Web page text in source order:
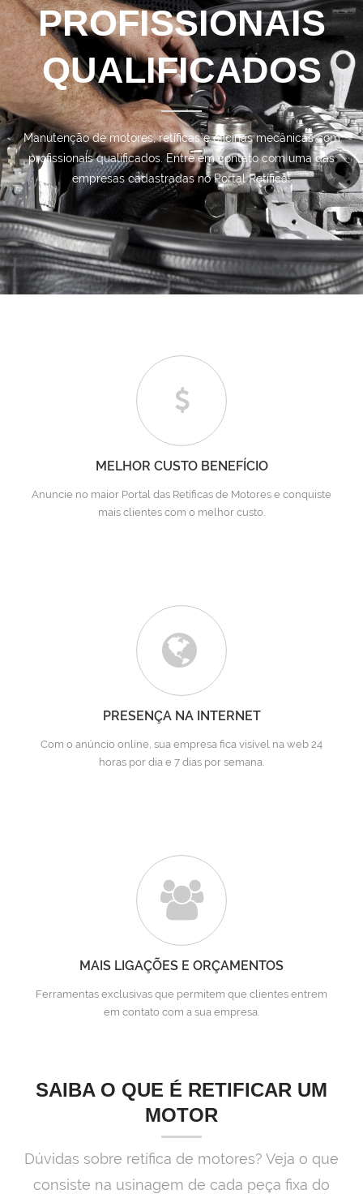
PROFISSIONAIS
QUALIFICADOS
Manutenção de motores, retíficas e oficinas mecânicas com
profissionais qualificados. Entre em contato com uma das
empresas cadastradas no Portal Retífica!
MELHOR CUSTO BENEFÍCIO
Anuncie no maior Portal das Retíficas de Motores e conquiste
mais clientes com o melhor custo.
PRESENÇA NA INTERNET
Com o anúncio online, sua empresa fica visível na web 24
horas por dia e 7 dias por semana.
MAIS LIGAÇÕES E ORÇAMENTOS
Ferramentas exclusivas que permitem que clientes entrem
em contato com a sua empresa.
SAIBA O QUE É RETIFICAR UM
MOTOR
Dúvidas sobre retífica de motores? Veja o que
consiste na usinagem de cada peça fixa do